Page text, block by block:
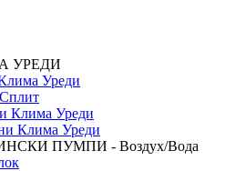
УРЕДИ
Уреди
Клима Уреди
Клима Уреди
ПУМПИ - Воздух/Вода